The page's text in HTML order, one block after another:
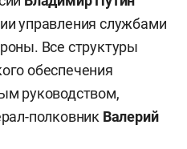
управления службами
Все структуры
обеспечения
руководством,
полковник Валерий